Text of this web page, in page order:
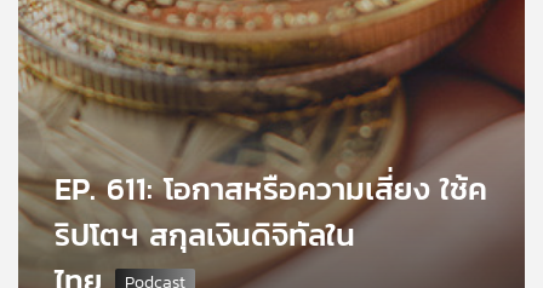
กับ
เรา
เครือ
ข่าย
วิทยุ
ไทย
พี
EP. 611: โอกาสหรือความเสี่ยง ใช้ค
ริปโตฯ สกุลเงินดิจิทัลใน